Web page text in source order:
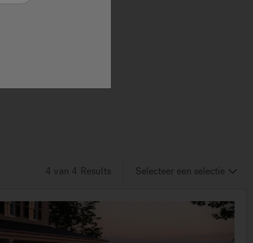
4 van 4 Results